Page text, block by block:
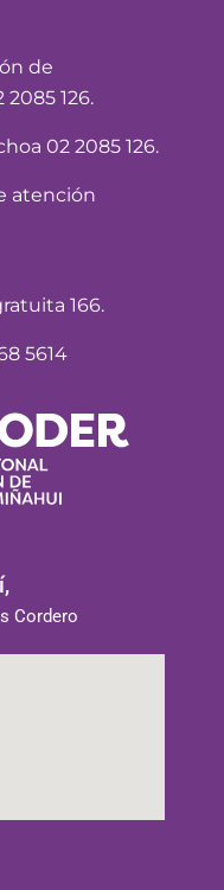
de
126.
02 2085 126.
atención
166.
5614
Cordero